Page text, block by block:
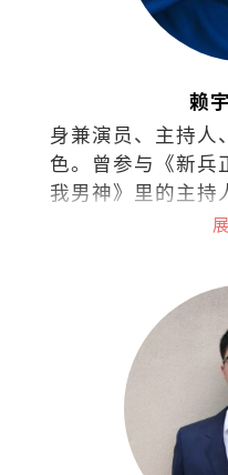
赖
身兼演员、主持人
色。曾参与《新兵
我男神》里的主持
体上是广为人知